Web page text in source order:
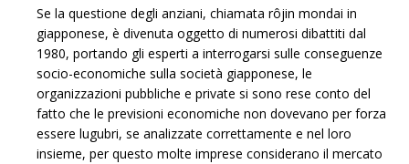
Se la questione degli anziani, chiamata rôjin mondai in
giapponese, è divenuta oggetto di numerosi dibattiti dal
1980, portando gli esperti a interrogarsi sulle conseguenze
socio-economiche sulla società giapponese, le
organizzazioni pubbliche e private si sono rese conto del
fatto che le previsioni economiche non dovevano per forza
essere lugubri, se analizzate correttamente e nel loro
insieme, per questo molte imprese considerano il mercato